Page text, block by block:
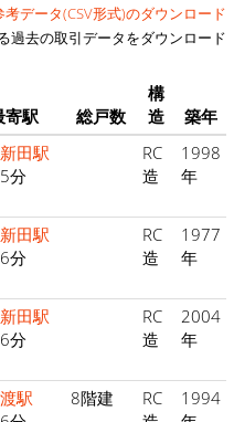
考データ(CSV形式)のダウンロード
過去の取引データをダウンロード
寄駅 総戸数
構
造
築年
田駅
分
RC
造
1998
年
田駅
分
RC
造
1977
年
田駅
分
RC
造
2004
年
駅
8階建
RC
1994